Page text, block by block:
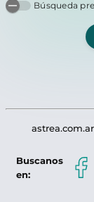
Búsqueda
astrea.com.ar
Buscanos
en: